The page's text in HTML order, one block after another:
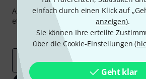
einfach durch einen Klick auf
anzeigen).
Sie können Ihre erteilte
über die Cookie-Einstellungen (
Geht klar
Abonniere den Thomann Newsletter
etwas Glück einen von
50 Gutscheinen
Inspirierende Beiträge
Deals
E-Mail-Adresse*